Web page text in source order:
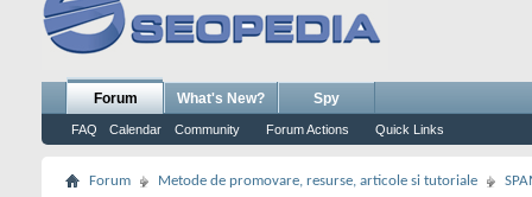
Forum
FAQ Calendar Community Forum Actions Quick Links
What's New? Spy
Forum Metode de promovare, resurse, articole si tutoriale